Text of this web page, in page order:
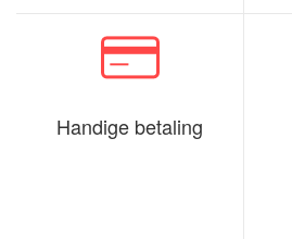
Handige betaling